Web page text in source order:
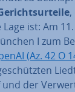
,
ist: Am
I zum
(Az. 42 O
und der